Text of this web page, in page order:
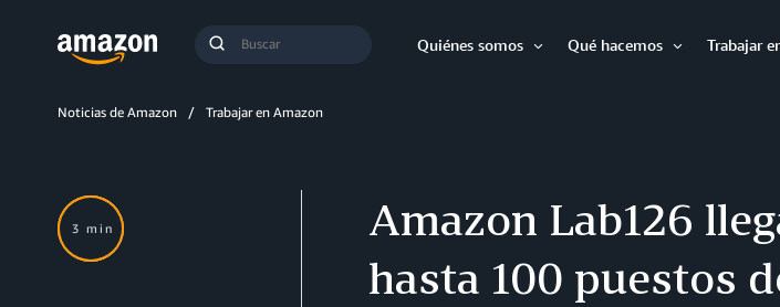
Enviar
Quiénes somos
Qué hacemos
Trabajar
Noticias de Amazon Trabajar en Amazon
Amazon Lab126
hasta 100 puestos
3 min